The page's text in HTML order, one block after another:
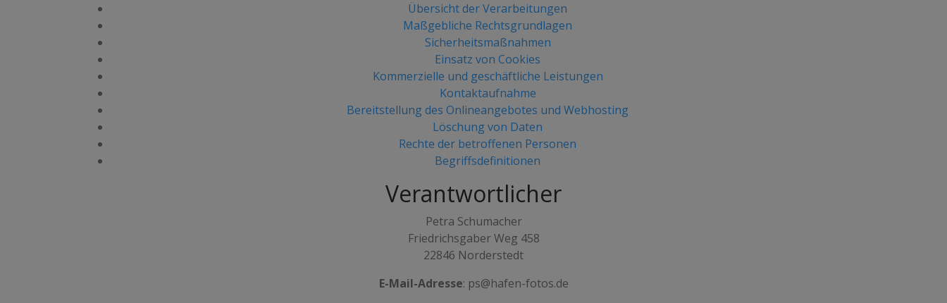
Übersicht der Verarbeitungen
Maßgebliche Rechtsgrundlagen
Sicherheitsmaßnahmen
Einsatz von Cookies
Kommerzielle und geschäftliche Leistungen
Kontaktaufnahme
Bereitstellung des Onlineangebotes und Webhosting
Löschung von Daten
Rechte der betroffenen Personen
Begriffsdefinitionen
Verantwortlicher
Petra Schumacher
Friedrichsgaber Weg 458
22846 Norderstedt
E-Mail-Adresse: ps@hafen-fotos.de